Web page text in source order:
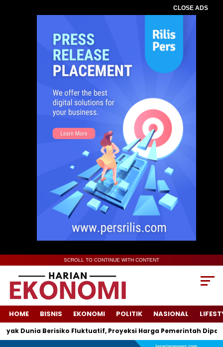
CLOSE ADS
SCROLL TO CONTINUE WITH CONTENT
HOME BISNIS EKONOMI POLITIK NASIONAL
Dunia Berisiko Fluktuatif, Proyeksi Harga Pemerintah Dipatok